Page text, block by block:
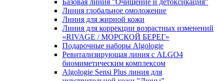
Базовая линия "Очищение и детоксикация"
Линия глобальное омоложение
Линия для жирной кожи
Линия для коррекции возрастных изменений
«RIVAGE / МОРСКОЙ БЕРЕГ»
Подарочные наборы Algologie
Ревитализирующая линия с ALGO4
биомиметическим комплексом
Algologie Sensi Plus линия для